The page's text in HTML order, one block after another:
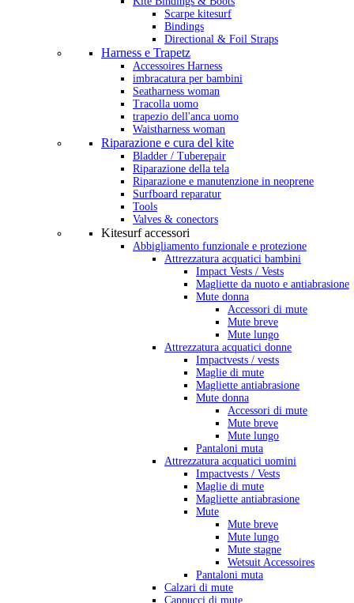
Scarpe kitesurf
Bindings
Directional & Foil Straps
Harness e Trapetz
Accessoires Harness
imbracatura per bambini
Seatharness woman
Tracolla uomo
trapezio dell'anca uomo
Waistharness woman
Riparazione e cura del kite
Bladder / Tuberepair
Riparazione della tela
Riparazione e manutenzione in neoprene
Surfboard reparatur
Tools
Valves & conectors
Kitesurf accessori
Abbigliamento funzionale e protezione
Attrezzatura acquatici bambini
Impact Vests / Vests
Magliette da nuoto e antiabrasione
Mute donna
Accessori di mute
Mute breve
Mute lungo
Attrezzatura acquatici donne
Impactvests / vests
Maglie di mute
Magliette antiabrasione
Mute donna
Accessori di mute
Mute breve
Mute lungo
Pantaloni muta
Attrezzatura acquatici uomini
Impactvests / Vests
Maglie di mute
Magliette antiabrasione
Mute
Mute breve
Mute lungo
Mute stagne
Wetsuit Accessoires
Pantaloni muta
Calzari di mute
Cappucci di mute